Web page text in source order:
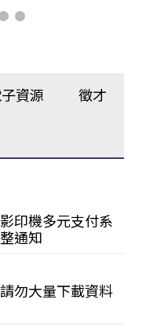
資源 徵才
印機多元支付系
通知
勿大量下載資料